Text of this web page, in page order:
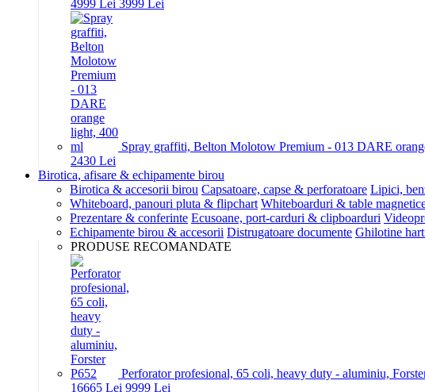
4999 Lei 3999 Lei
Spray graffiti, Belton Molotow Premium - 013 DARE
2430 Lei
Birotica, afisare & echipamente birou
Birotica & accesorii birou Capsatoare, capse & perforatoare Lipici,
Whiteboard, panouri pluta & flipchart Whiteboarduri & table
Prezentare & conferinte Ecusoane, port-carduri & clipboarduri
Echipamente birou & accesorii Distrugatoare documente Ghilotine
PRODUSE RECOMANDATE
Perforator profesional, 65 coli, heavy duty - aluminiu,
16665 Lei 9999 Lei